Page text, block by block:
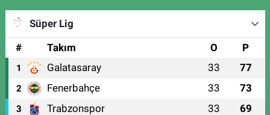
Süper Lig
#
Takım O P
1 Galatasaray 33 77
2 Fenerbahçe 33 73
3 Trabzonspor 33 69